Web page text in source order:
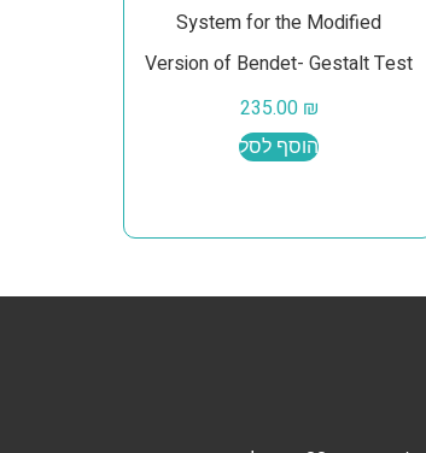
System for the Modified
Version of Bendet- Gestalt Test
235.00 ₪
הוסף לסל